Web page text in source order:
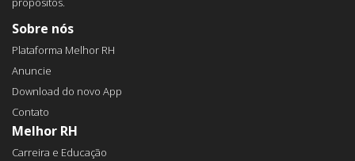
Sobre nós
Plataforma Melhor RH
Anuncie
Download do novo App
Contato
Melhor RH
Carreira e Educação